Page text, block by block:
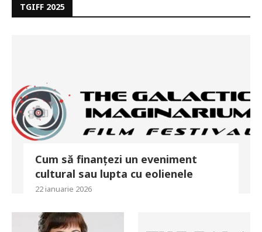
TGIFF 2025
Cum să finanțezi un eveniment
cultural sau lupta cu eolienele
22 ianuarie 2026